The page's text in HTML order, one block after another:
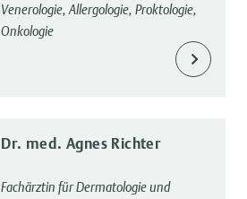
Venerologie, Allergologie, Proktologie,
Onkologie
Dr. med. Agnes Richter
Fachärztin für Dermatologie und